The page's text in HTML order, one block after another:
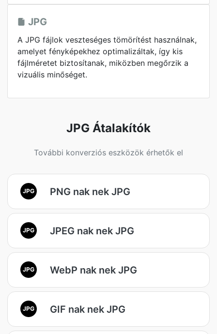
JPG
A JPG fájlok veszteséges tömörítést használnak,
amelyet fényképekhez optimalizáltak, így kis
fájlméretet biztosítanak, miközben megőrzik a
vizuális minőséget.
JPG Átalakítók
További konverziós eszközök érhetők el
JPG PNG nak nek JPG
JPG JPEG nak nek JPG
JPG WebP nak nek JPG
JPG GIF nak nek JPG